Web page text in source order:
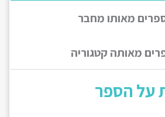
מאותו מחבר
מאותה קטגוריה
על הספר